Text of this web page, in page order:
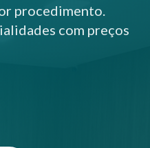
procedimento.
com preços